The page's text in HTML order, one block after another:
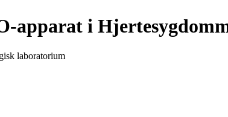
apparat i
laboratorium